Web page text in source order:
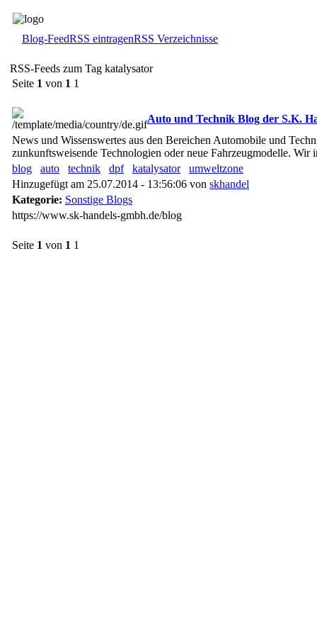
Blog-FeedRSS eintragenRSS Verzeichnisse
RSS-Feeds zum Tag katalysator
Seite 1 von 1 1
Auto und Technik Blog der S.K.
News und Wissenswertes aus den Bereichen Automobile und
zunkunftsweisende Technologien oder neue Fahrzeugmodelle. Wir
blog
auto technik dpf katalysator
umweltzone
Hinzugefügt am 25.07.2014 - 13:56:06 von skhandel
Kategorie: Sonstige Blogs
https://www.sk-handels-gmbh.de/blog
Seite 1 von 1 1